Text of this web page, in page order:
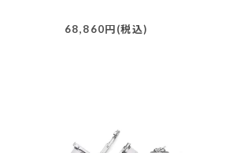
68,860円(税込)